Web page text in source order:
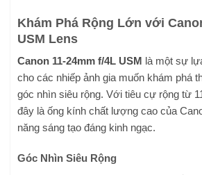
Khám Phá Rộng Lớn với
USM Lens
Canon 11-24mm f/4L USM là một sự
cho các nhiếp ảnh gia muốn khám phá
góc nhìn siêu rộng. Với tiêu cự rộng từ
đây là ống kính chất lượng cao của
năng sáng tạo đáng kinh ngạc.
Góc Nhìn Siêu Rộng